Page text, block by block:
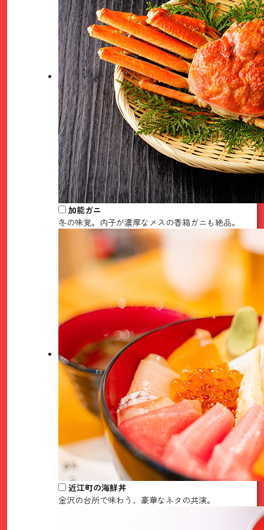
加能ガニ
冬の味覚。内子が濃厚なメスの香箱ガニも絶品。
近江町の海鮮丼
金沢の台所で味わう、豪華なネタの共演。